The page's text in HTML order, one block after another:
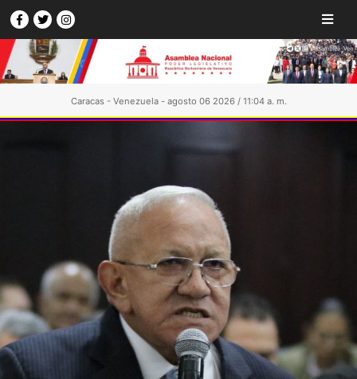
Caracas - Venezuela - agosto 06 2026 / 11:04 a. m.